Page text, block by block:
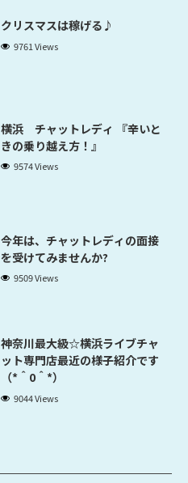
クリスマスは稼げる♪
9761 Views
横浜 チャットレディ 『辛いと
きの乗り越え方！』
9574 Views
今年は、チャットレディの面接
を受けてみませんか?
9509 Views
神奈川最大級☆横浜ライブチャ
ット専門店最近の様子紹介です
（*＾0＾*）
9044 Views